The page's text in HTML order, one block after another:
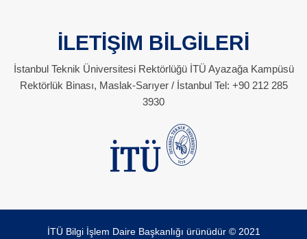
İLETİŞİM BİLGİLERİ
İstanbul Teknik Üniversitesi Rektörlüğü İTÜ Ayazağa Kampüsü
Rektörlük Binası, Maslak-Sarıyer / İstanbul Tel: +90 212 285
3930
İTÜ Bilgi İşlem Daire Başkanlığı ürünüdür © 2021